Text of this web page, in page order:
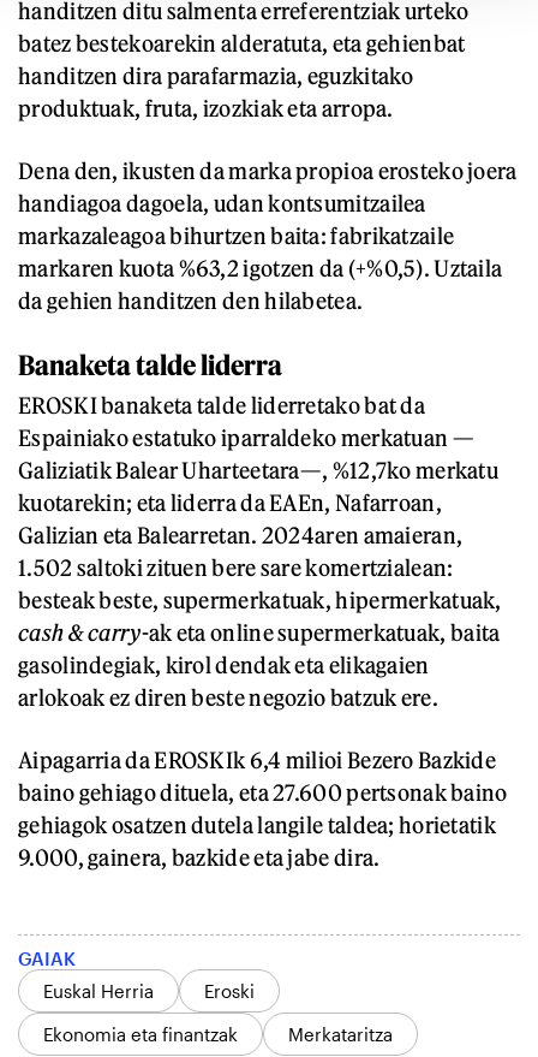
handitzen ditu salmenta erreferentziak urteko
batez bestekoarekin alderatuta, eta gehienbat
handitzen dira parafarmazia, eguzkitako
produktuak, fruta, izozkiak eta arropa.
Dena den, ikusten da marka propioa erosteko joera
handiagoa dagoela, udan kontsumitzailea
markazaleagoa bihurtzen baita: fabrikatzaile
markaren kuota %63,2 igotzen da (+%0,5). Uztaila
da gehien handitzen den hilabetea.
Banaketa talde liderra
EROSKI banaketa talde liderretako bat da
Espainiako estatuko iparraldeko merkatuan —
Galiziatik Balear Uharteetara—, %12,7ko merkatu
kuotarekin; eta liderra da EAEn, Nafarroan,
Galizian eta Balearretan. 2024aren amaieran,
1.502 saltoki zituen bere sare komertzialean:
besteak beste, supermerkatuak, hipermerkatuak,
cash & carry-ak eta online supermerkatuak, baita
gasolindegiak, kirol dendak eta elikagaien
arlokoak ez diren beste negozio batzuk ere.
Aipagarria da EROSKIk 6,4 milioi Bezero Bazkide
baino gehiago dituela, eta 27.600 pertsonak baino
gehiagok osatzen dutela langile taldea; horietatik
9.000, gainera, bazkide eta jabe dira.
GAIAK
Euskal Herria
Eroski
Ekonomia eta finantzak
Merkataritza